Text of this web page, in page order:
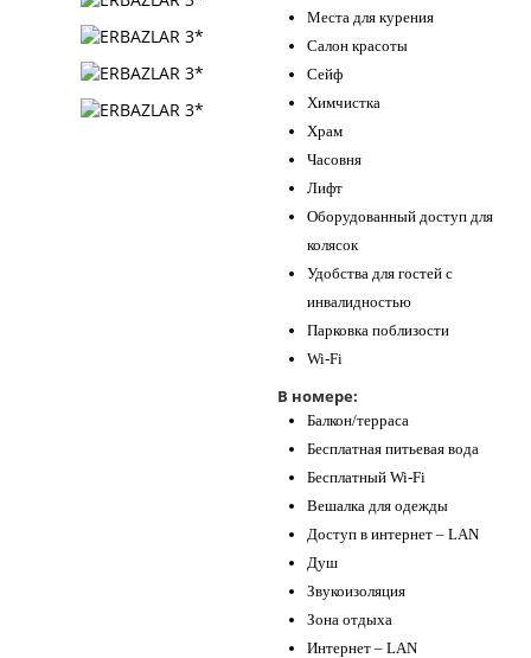
Места для курения
Салон красоты
Сейф
Химчистка
Храм
Часовня
Лифт
Оборудованный доступ для
колясок
Удобства для гостей с
инвалидностью
Парковка поблизости
Wi-Fi
В номере:
Балкон/терраса
Бесплатная питьевая вода
Бесплатный Wi-Fi
Вешалка для одежды
Доступ в интернет – LAN
Душ
Звукоизоляция
Зона отдыха
Интернет – LAN